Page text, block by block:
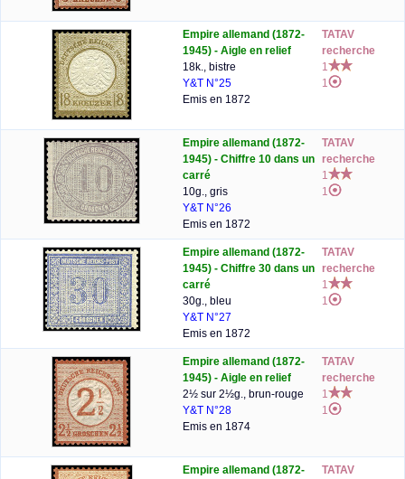
Empire allemand (1872-
1945) - Aigle en relief
18k., bistre
Y&T N°25
Emis en 1872
TATAV
recherche
1
1
Empire allemand (1872-
1945) - Chiffre 10 dans un
carré
10g., gris
Y&T N°26
Emis en 1872
TATAV
recherche
1
1
Empire allemand (1872-
1945) - Chiffre 30 dans un
carré
30g., bleu
Y&T N°27
Emis en 1872
TATAV
recherche
1
1
Empire allemand (1872-
1945) - Aigle en relief
2½ sur 2½g., brun-rouge
Y&T N°28
Emis en 1874
TATAV
recherche
1
1
Empire allemand (1872-
TATAV